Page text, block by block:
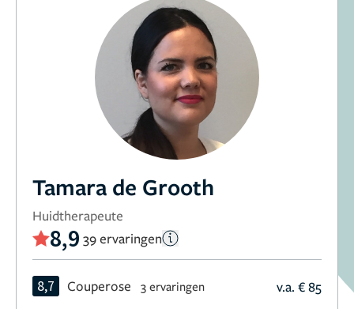
Tamara de Grooth
Huidtherapeute
8,9 39 ervaringen
8,7 Couperose 3 ervaringen v.a. € 85